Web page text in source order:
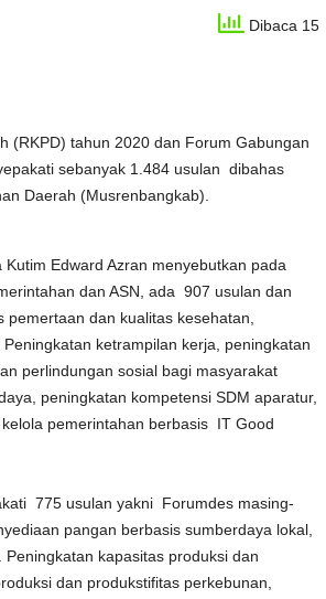
Dibaca 15
(RKPD) tahun 2020 dan Forum Gabungan
sebanyak 1.484 usulan dibahas
Daerah (Musrenbangkab).
Kutim Edward Azran menyebutkan pada
dan ASN, ada 907 usulan dan
dan kualitas kesehatan,
ketrampilan kerja, peningkatan
perlindungan sosial bagi masyarakat
peningkatan kompetensi SDM aparatur,
pemerintahan berbasis IT Good
775 usulan yakni Forumdes masing-
pangan berbasis sumberdaya lokal,
kapasitas produksi dan
dan produkstifitas perkebunan,